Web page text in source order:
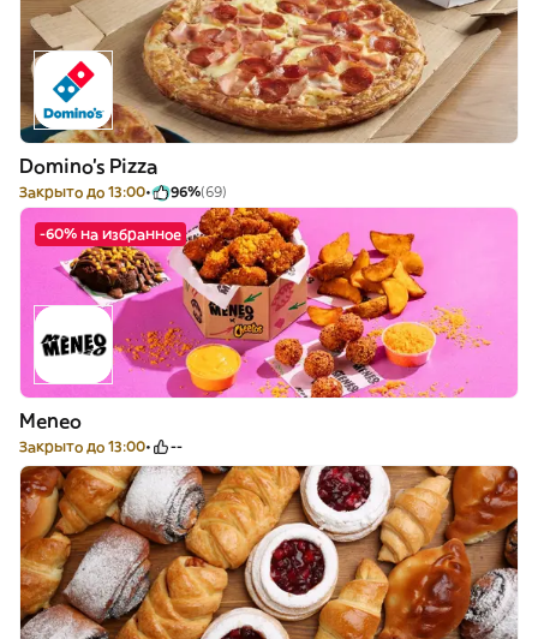
Domino's Pizza
Закрыто до 13:00 96%(69)
-60% на избранное
Meneo
Закрыто до 13:00 --